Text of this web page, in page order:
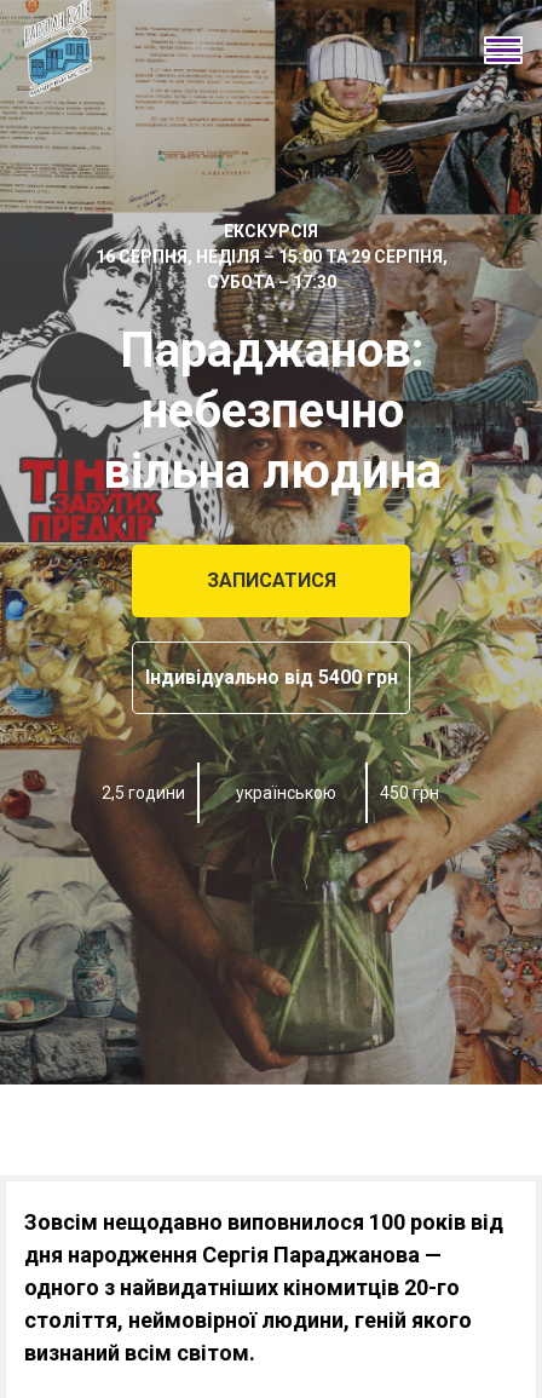
ЕКСКУРСІЯ
16 СЕРПНЯ, НЕДІЛЯ – 15:00 ТА 29 СЕРПНЯ,
СУБОТА – 17:30
Параджанов:
небезпечно
вільна людина
ЗАПИСАТИСЯ
Індивідуально від 5400 грн
українською
2,5 години 450 грн
Зовсім нещодавно виповнилося 100 років від
дня народження Сергія Параджанова —
одного з найвидатніших кіномитців 20-го
століття, неймовірної людини, геній якого
визнаний всім світом.